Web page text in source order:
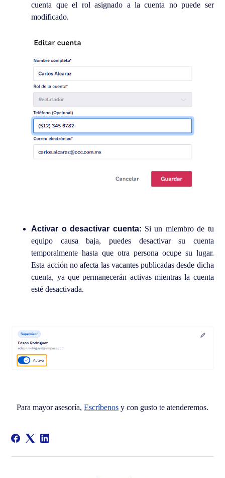
cuenta que el rol asignado a la cuenta no puede ser
modificado.
Activar o desactivar cuenta: Si un miembro de tu
equipo causa baja, puedes desactivar su cuenta
temporalmente hasta que otra persona ocupe su lugar.
Esta acción no afecta las vacantes publicadas desde dicha
cuenta, ya que permanecerán activas mientras la cuenta
esté desactivada.
Para mayor asesoría, Escríbenos y con gusto te atenderemos.